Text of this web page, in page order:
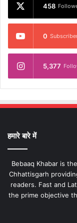
458
0
5,377
हमारे बारे में
Bebaaq Khabar is
Chhattisgarh
readers. Fast and
the prime objective